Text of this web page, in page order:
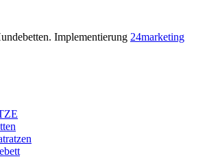
Implementierung 24marketing